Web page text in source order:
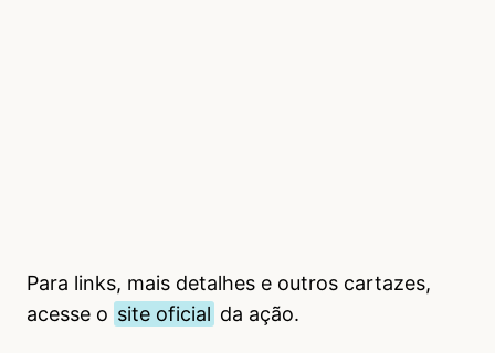
Para links, mais detalhes e outros cartazes,
acesse o site oficial da ação.